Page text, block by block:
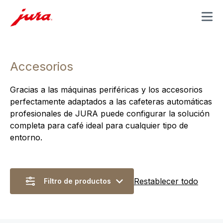
MENU
Accesorios
Gracias a las máquinas periféricas y los accesorios
perfectamente adaptados a las cafeteras automáticas
profesionales de JURA puede configurar la solución
completa para café ideal para cualquier tipo de
entorno.
Filtro de productos Restablecer todo